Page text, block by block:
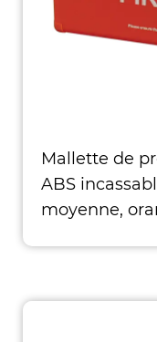
Mallette de
ABS
moyenne,